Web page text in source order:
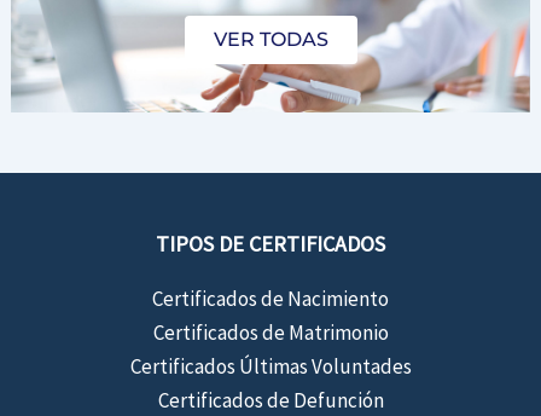
VER TODAS
TIPOS DE CERTIFICADOS
Certificados de Nacimiento
Certificados de Matrimonio
Certificados Últimas Voluntades
Certificados de Defunción